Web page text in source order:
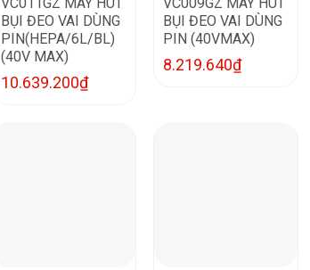
VC011GZ MÁY HÚT
BỤI ĐEO VAI DÙNG
PIN(HEPA/6L/BL)
(40V MAX)
10.639.200₫
VC009GZ MÁY HÚT
BỤI ĐEO VAI DÙNG
PIN (40VMAX)
8.219.640₫